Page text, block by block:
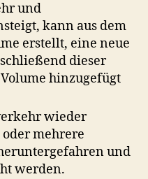
und
kann aus dem
erstellt, eine neue
dieser
hinzugefügt
wieder
mehrere
und
werden.